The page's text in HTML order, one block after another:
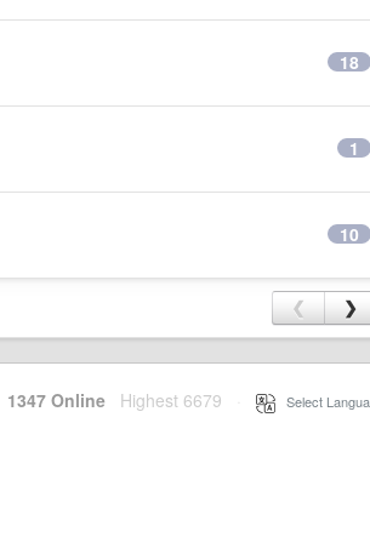
18
1
10
❮ ❯
1347 Online Highest 6679 Select